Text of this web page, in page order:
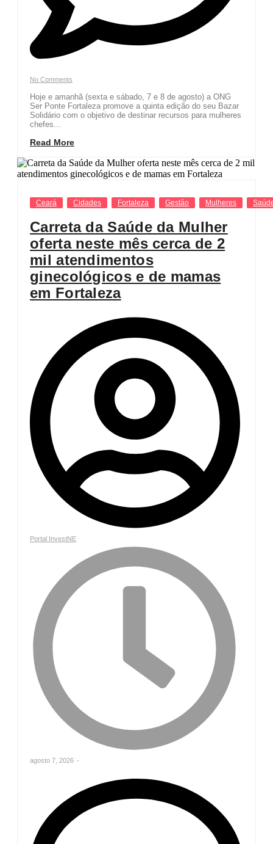
No Comments
Hoje e amanhã (sexta e sábado, 7 e 8 de agosto) a ONG
Ser Ponte Fortaleza promove a quinta edição do seu Bazar
Solidário com o objetivo de destinar recursos para mulheres
chefes...
Read More
Ceará Cidades Fortaleza Gestão Mulheres
Carreta da Saúde da Mulher
oferta neste mês cerca de 2
mil atendimentos
ginecológicos e de mamas
em Fortaleza
Portal InvestNE
agosto 7, 2026 -